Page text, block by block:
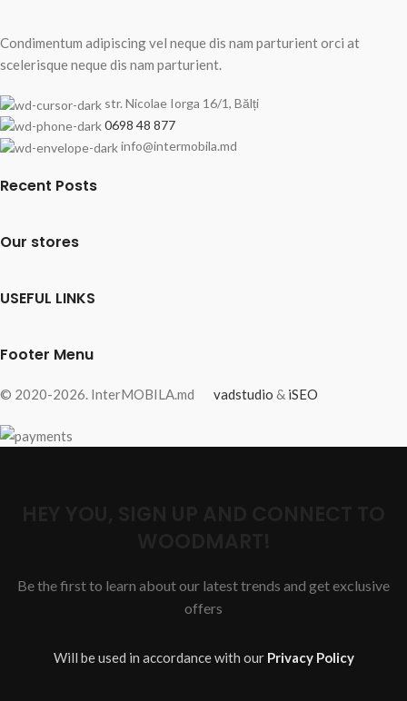
Condimentum adipiscing vel neque dis nam parturient orci at
scelerisque neque dis nam parturient.
str. Nicolae Iorga 16/1, Bălți
0698 48 877
info@intermobila.md
Recent Posts
Our stores
USEFUL LINKS
Footer Menu
© 2020-2026. InterMOBILA.md vadstudio & iSEO
Be the first to learn about our latest trends and get exclusive
offers
Will be used in accordance with our Privacy Policy